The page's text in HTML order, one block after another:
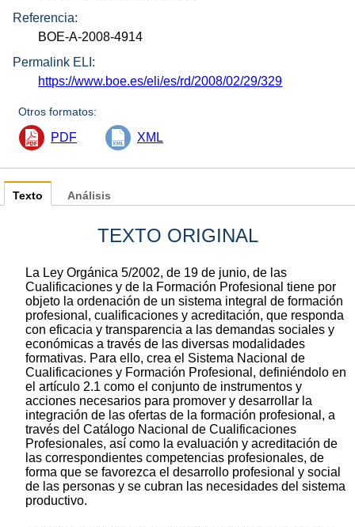
Referencia:
BOE-A-2008-4914
Permalink ELI:
https://www.boe.es/eli/es/rd/2008/02/29/329
Otros formatos:
PDF XML
Texto
TEXTO ORIGINAL
La Ley Orgánica 5/2002, de 19 de junio, de las
Cualificaciones y de la Formación Profesional tiene por
objeto la ordenación de un sistema integral de formación
profesional, cualificaciones y acreditación, que responda
con eficacia y transparencia a las demandas sociales y
económicas a través de las diversas modalidades
formativas. Para ello, crea el Sistema Nacional de
Cualificaciones y Formación Profesional, definiéndolo en
el artículo 2.1 como el conjunto de instrumentos y
acciones necesarios para promover y desarrollar la
integración de las ofertas de la formación profesional, a
través del Catálogo Nacional de Cualificaciones
Profesionales, así como la evaluación y acreditación de
las correspondientes competencias profesionales, de
forma que se favorezca el desarrollo profesional y social
de las personas y se cubran las necesidades del sistema
productivo.
Análisis